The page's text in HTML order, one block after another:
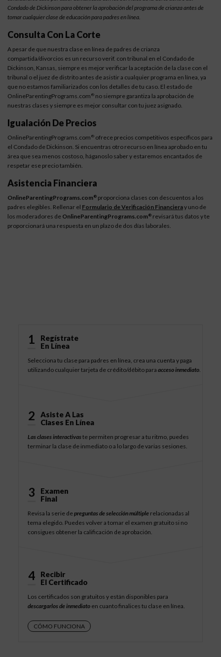
Condado de Dickinson para obtener la aprobación del programa de crianza antes de
tomar cualquier clase de educación para padres en línea.
Consulta Con La Corte
A pesar de que nuestra clase en línea de padres de crianza
compartida/divorcios es un recurso verif. con tribunal en el Condado de
Dickinson, Kansas, siempre es mejor verificar la aceptación de la clase con el
tribunal o el juez de distrito antes de asistir a cualquier programa en línea, ya
que no estamos familiarizados con los detalles de tu caso. El estado de
OnlineParentingPrograms.com ® no siempre garantiza la aprobación de
nuestras clases y siempre es mejor consultar con tu juez asignado.
Igualación De Precios
OnlineParentingPrograms.com ® ofrece precios competitivos específicos para
el Condado de Dickinson. Si encuentras otro recurso en línea aprobado en tu
área que sea menos costoso, háganoslo saber y estaremos encantados de
respetar ese precio también.
Asistencia Financiera
OnlineParentingPrograms.com® proporciona clases con descuentos a los
padres elegibles. Rellenar el Formulario de Verificación Financieray uno de
los moderadores de OnlineParentingPrograms.com® revisará tus datos y te
proporcionará una respuesta en un plazo de dos días laborales.
1
Regístrate
En Línea
Selecciona tu clase para padres en línea, crea una cuenta y paga
utilizando cualquier tarjeta de crédito/débito paraacceso inmediato.
2
Asiste A Las
Clases En Línea
Las clases interactivaste permiten progresar a tu ritmo, puedes
terminar la clase de inmediato o a lo largo de varias sesiones.
3
Examen
Final
Revisa la serie depreguntas de selección múltiple relacionadas al
tema elegido. Puedes volver a tomar el examen gratuito si no
consigues obtener la calificación de aprobación.
4
Recibir
El Certificado
Los certificados son gratuitos y están disponibles para
descargarlos de inmediato en cuanto finalices tu clase en línea.
CÓMO FUNCIONA